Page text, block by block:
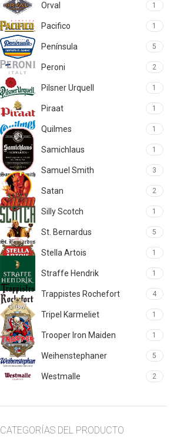
Orval 1
Pacifico 1
Península 5
Peroni 2
Pilsner Urquell 1
Piraat 1
Quilmes 1
Samichlaus 1
Samuel Smith 3
Satan 2
Silly Scotch 1
St. Bernardus 5
Stella Artois 1
Straffe Hendrik 1
Trappistes Rochefort 4
Tripel Karmeliet 1
Trooper Iron Maiden 1
Weihenstephaner 5
Westmalle 2
CATEGORÍAS DEL PRODUCTO